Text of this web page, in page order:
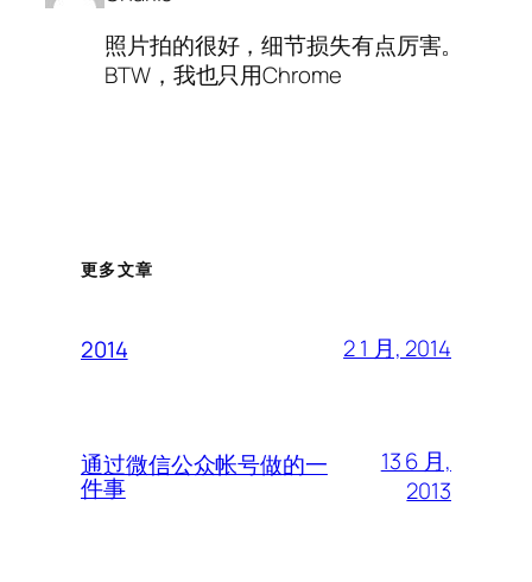
照片拍的很好，细节损失有点厉害。
BTW，我也只用Chrome
更多文章
2014 2 1 月, 2014
通过微信公众帐号做的一
件事
13 6 月,
2013